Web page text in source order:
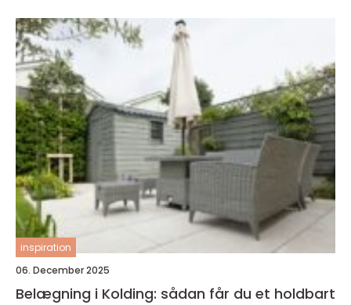
inspiration
06. December 2025
Belægning i Kolding: sådan får du et holdbart